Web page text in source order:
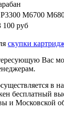
M6700
100 руб
скупки
Вас
в
бесплатный
и Московской